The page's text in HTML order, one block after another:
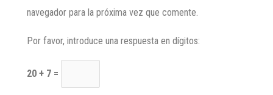
navegador para la próxima vez que comente.
Por favor, introduce una respuesta en dígitos:
20 + 7 =